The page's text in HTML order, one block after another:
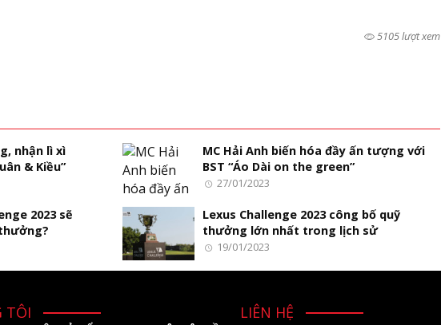
5105 lượt xem
nhận lì xì
& Kiều”
MC Hải Anh biến hóa đầy ấn tượng với
BST “Áo Dài on the green”
27/01/2023
2023 sẽ
Lexus Challenge 2023 công bố quỹ
thưởng lớn nhất trong lịch sử
19/01/2023
TÔI LIÊN HỆ